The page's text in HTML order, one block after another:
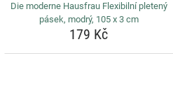
Die moderne Hausfrau Flexibilní pletený
pásek, modrý, 105 x 3 cm
179 Kč